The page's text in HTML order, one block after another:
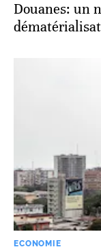
Douanes: un
ECONOMIE